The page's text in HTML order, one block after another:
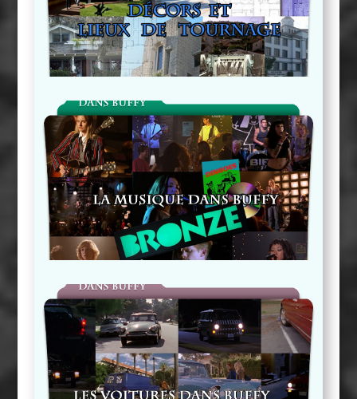
Décors Et Lieux De Tournage
La Musique Dans Buffy